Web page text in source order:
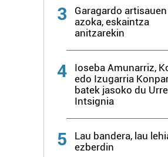
3
Garagardo artisauen
azoka, eskaintza
anitzarekin
4
Ioseba Amunarriz,
edo Izugarria
batek jasoko du
Intsignia
5
Lau bandera, lau
ezberdin